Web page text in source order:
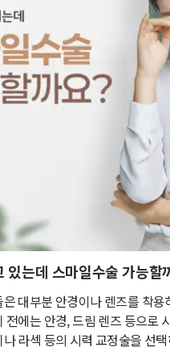
있는데 스마일수술 가능할
대부분 안경이나 렌즈를 착
전에는 안경, 드림 렌즈 등으로
라섹 등의 시력 교정술을 선